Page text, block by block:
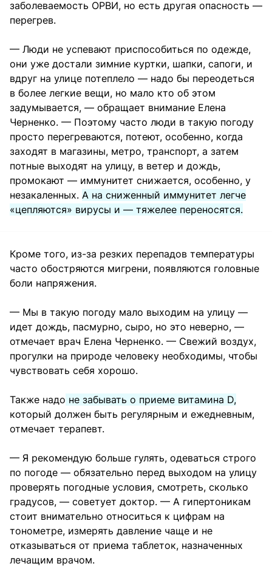
заболеваемость ОРВИ, но есть другая опасность —
перегрев.
— Люди не успевают приспособиться по одежде,
они уже достали зимние куртки, шапки, сапоги, и
вдруг на улице потеплело — надо бы переодеться
в более легкие вещи, но мало кто об этом
задумывается, — обращает внимание Елена
Черненко. — Поэтому часто люди в такую погоду
просто перегреваются, потеют, особенно, когда
заходят в магазины, метро, транспорт, а затем
потные выходят на улицу, в ветер и дождь,
промокают — иммунитет снижается, особенно, у
незакаленных. А на сниженный иммунитет легче
«цепляются» вирусы и — тяжелее переносятся.
Кроме того, из-за резких перепадов температуры
часто обостряются мигрени, появляются головные
боли напряжения.
— Мы в такую погоду мало выходим на улицу —
идет дождь, пасмурно, сыро, но это неверно, —
отмечает врач Елена Черненко. — Свежий воздух,
прогулки на природе человеку необходимы, чтобы
чувствовать себя хорошо.
Также надо не забывать о приеме витамина D,
который должен быть регулярным и ежедневным,
отмечает терапевт.
— Я рекомендую больше гулять, одеваться строго
по погоде — обязательно перед выходом на улицу
проверять погодные условия, смотреть, сколько
градусов, — советует доктор. — А гипертоникам
стоит внимательно относиться к цифрам на
тонометре, измерять давление чаще и не
отказываться от приема таблеток, назначенных
лечащим врачом.